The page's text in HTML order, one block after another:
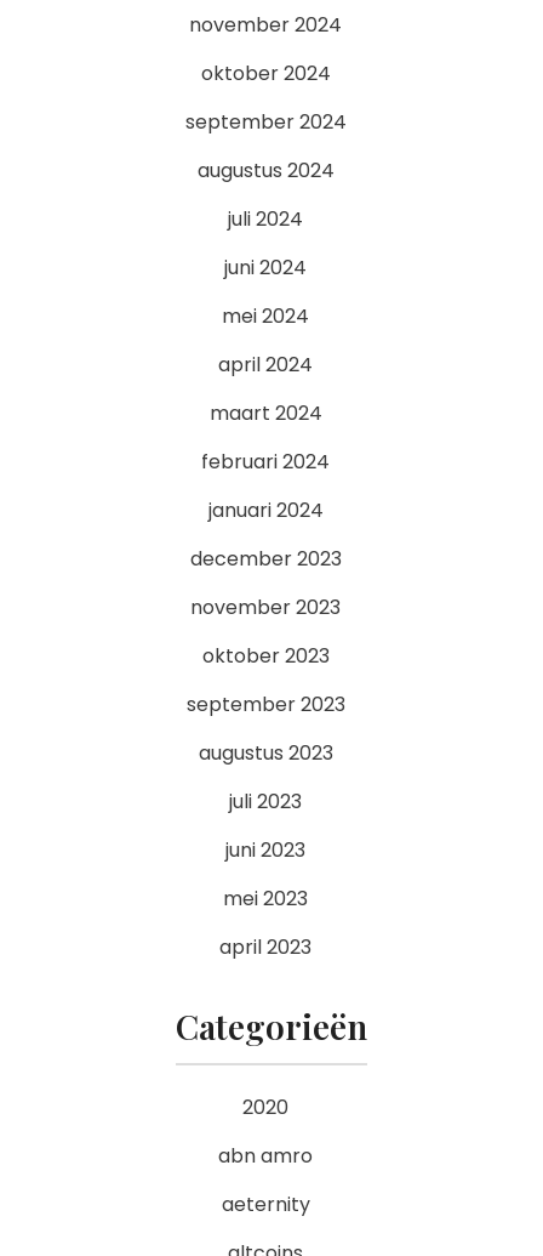
november 2024
oktober 2024
september 2024
augustus 2024
juli 2024
juni 2024
mei 2024
april 2024
maart 2024
februari 2024
januari 2024
december 2023
november 2023
oktober 2023
september 2023
augustus 2023
juli 2023
juni 2023
mei 2023
april 2023
Categorieën
2020
abn amro
aeternity